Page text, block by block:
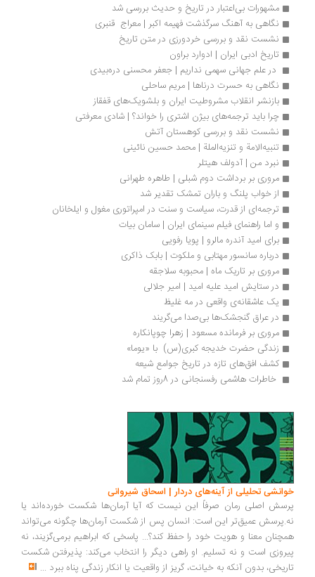
مشهورات بی‌اعتبار در تاریخ و حدیث بررسی شد
نگاهی به آهنگ سرگذشت فهیمه اکبر | معراج  قنبری
نشست نقد و بررسی خردورزی در متن تاریخ
تاریخ ادبی ایران | ادوارد براون
در علم جهانی سهمی نداریم | جعفر محسنی دره‌بیدی
نگاهی به حسرت درناها | مریم ساحلی
بازنشر انقلاب مشروطیت ایران و بلشویک‌های قفقاز
چرا باید ترجمه‌های بیژن اشتری را خواند؟ | شادی معرفتی
نشست نقد و بررسی کوهستان آتش
تنبیه‌الامة و تنزیه‌الملة | محمد حسین نائینی
نبرد من | آدولف هیتلر
مروری بر برداشت دوم شبلی | طاهره طهرانی
از خواب پلنگ و باران تمشک تقدیر شد
ترجمه‌ای از قدرت، سیاست و سنت در امپراتوری مغول و ایلخانان
و اما راهنمای فیلم سینمای ایران | سامان بیات
برای امید آندره مالرو | پویا رفویی
درباره سانسور مهتابی و ملکوت | بابک ذاکری
مروری بر تاریک ماه | محبوبه سلاجقه
در ستایش امید علیه امید | امیر جلالی
یک عاشقانه‌ی واقعی در مه غلیظ
در عراق گنجشک‌ها بی‌صدا می‌گریند
مروری بر فرمانده مسعود | زهرا چوپانکاره
زندگی حضرت خدیجه کبری(س)  با «یوما»
کشف افق‌های تازه در تاریخ جوامع شیعه
خاطرات هاشمی رفسنجانی در 8روز تمام شد
تحلیلی از آینه‌های دردار | اسحاق شیروانی
اصلی رمان صرفاً این نیست که آیا آرمان‌ها شکست خورده‌اند یا
عمیق‌تر این است: انسان پس از شکست آرمان‌ها چگونه می‌تواند
معنا و هویت خود را حفظ کند؟... پاسخی که ابراهیم برمی‌گزیند، نه
است و نه تسلیم. او راهی دیگر را انتخاب می‌کند: پذیرفتن شکست
بدون آنکه به خیانت، گریز از واقعیت یا انکار زندگی پناه ببرد...